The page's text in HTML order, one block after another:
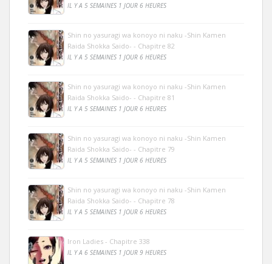
IL Y A 5 SEMAINES 1 JOUR 6 HEURES
Shin no yasuragi wa konoyo ni naku -Shin Kamen
Raida Shokka Saido- - Chapitre 82
IL Y A 5 SEMAINES 1 JOUR 6 HEURES
Shin no yasuragi wa konoyo ni naku -Shin Kamen
Raida Shokka Saido- - Chapitre 81
IL Y A 5 SEMAINES 1 JOUR 6 HEURES
Shin no yasuragi wa konoyo ni naku -Shin Kamen
Raida Shokka Saido- - Chapitre 79
IL Y A 5 SEMAINES 1 JOUR 6 HEURES
Shin no yasuragi wa konoyo ni naku -Shin Kamen
Raida Shokka Saido- - Chapitre 78
IL Y A 5 SEMAINES 1 JOUR 6 HEURES
Iron Ladies - Chapitre 338
IL Y A 6 SEMAINES 1 JOUR 9 HEURES